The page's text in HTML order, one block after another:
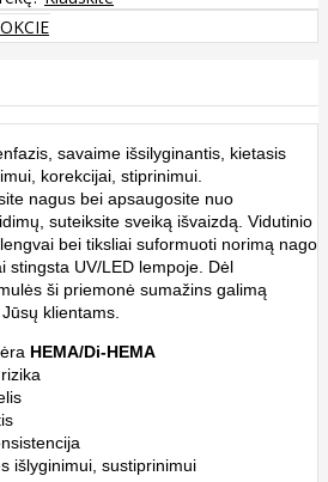
savaime išsilyginantis, kietasis
korekcijai, stiprinimui.
nagus bei apsaugosite nuo
suteiksite sveiką išvaizdą. Vidutinio
bei tiksliai suformuoti norimą nago
stingsta UV/LED lempoje. Dėl
ši priemonė sumažins galimą
klientams.
HEMA/Di-HEMA
išlyginimui, sustiprinimui